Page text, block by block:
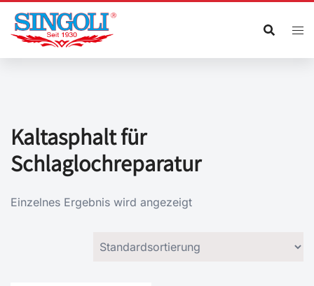
Zum
Inhalt
springen
Kaltasphalt für
Schlaglochreparatur
Einzelnes Ergebnis wird angezeigt